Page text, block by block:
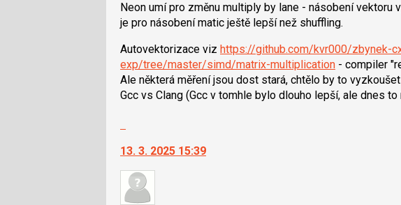
následující
a
pro
předchozí
nový
názor
Neon umí pro změnu multiply by lane - násobení vektoru
je pro násobení matic ještě lepší než shuffling.
Autovektorizace viz https://github.com/kvr000/zbynek-
exp/tree/master/simd/matrix-multiplication - compiler
Ale některá měření jsou dost stará, chtělo by to
Gcc vs Clang (Gcc v tomhle bylo dlouho lepší, ale dnes to
další
nový
názor.
13. 3. 2025 15:39